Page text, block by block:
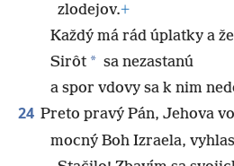
zlodejov.+
Každý má rád úplatky a
Sirôt * sa nezastanú
a spor vdovy sa k nim
24 Preto pravý Pán, Jehova
mocný Boh Izraela,